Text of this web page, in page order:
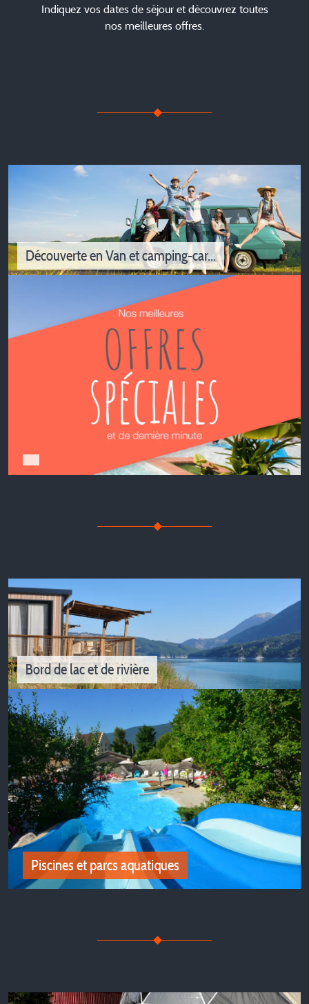
Indiquez vos dates de séjour et découvrez toutes
nos meilleures offres.
Découverte en Van et camping-car...
Découverte en Van et camping-car...
Les campings d'Isère vous accueillent en van et
camping-car
Bord de lac et de rivière
Bord de lac et de rivière
Tous nos campings en bord de lac et de rivière
Piscines et parcs aquatiques